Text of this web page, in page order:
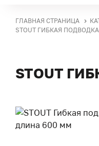
ГЛАВНАЯ СТРАНИЦА
STOUT ГИБКАЯ
STOUT